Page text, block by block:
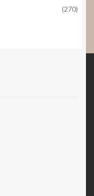
(270)